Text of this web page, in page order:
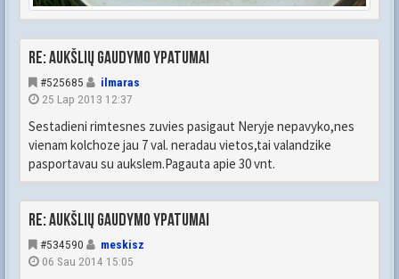
Re: Aukšlių gaudymo ypatumai
#525685
ilmaras
25 Lap 2013 12:37
Sestadieni rimtesnes zuvies pasigaut Neryje nepavyko,nes
vienam kolchoze jau 7 val. neradau vietos,tai valandzike
pasportavau su aukslem.Pagauta apie 30 vnt.
Re: Aukšlių gaudymo ypatumai
#534590
meskisz
06 Sau 2014 15:05